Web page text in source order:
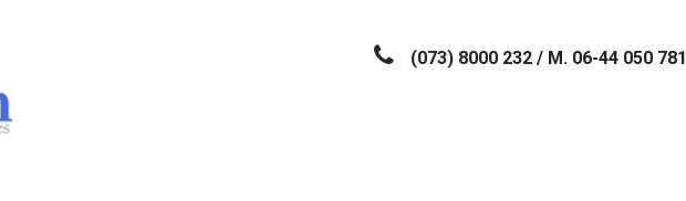
(073) 8000 232 / M. 06-44 050 781